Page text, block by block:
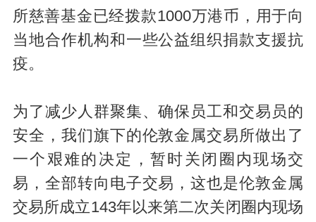
所慈善基金已经拨款1000万港币，用于向
当地合作机构和一些公益组织捐款支援抗
疫。
为了减少人群聚集、确保员工和交易员的
安全，我们旗下的伦敦金属交易所做出了
一个艰难的决定，暂时关闭圈内现场交
易，全部转向电子交易，这也是伦敦金属
交易所成立143年以来第二次关闭圈内现场